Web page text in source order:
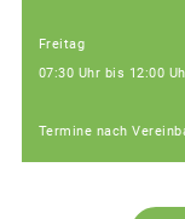
Freitag
07:30 Uhr bis 12:00
Termine nach